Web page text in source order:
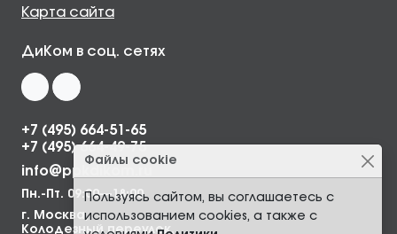
Файлы cookie
Пользуясь сайтом, вы соглашаетесь с
использованием cookies, а также с
Карта сайта
ДиКом в соц. сетях
+7 (495) 664-51-65
+7 (495) 664-49-75
info@ppkdikom.ru
Пн.-Пт. 09:00—18:00
г. Москва,
Колодезный переулок,